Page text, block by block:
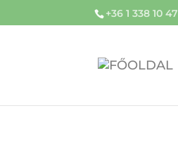
+36 1 338 10 47